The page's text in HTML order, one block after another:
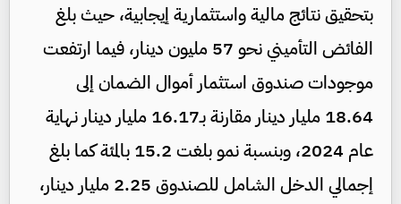
بتحقيق نتائج مالية واستثمارية إيجابية، حيث بلغ
الفائض التأميني نحو 57 مليون دينار، فيما ارتفعت
موجودات صندوق استثمار أموال الضمان إلى
18.64 مليار دينار مقارنة بـ16.17 مليار دينار نهاية
عام 2024، وبنسبة نمو بلغت 15.2 بالمئة كما بلغ
إجمالي الدخل الشامل للصندوق 2.25 مليار دينار،